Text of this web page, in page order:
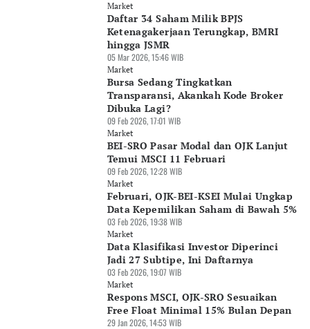
Market
Daftar 34 Saham Milik BPJS
Ketenagakerjaan Terungkap, BMRI
hingga JSMR
05 Mar 2026, 15:46 WIB
Market
Bursa Sedang Tingkatkan
Transparansi, Akankah Kode Broker
Dibuka Lagi?
09 Feb 2026, 17:01 WIB
Market
BEI-SRO Pasar Modal dan OJK Lanjut
Temui MSCI 11 Februari
09 Feb 2026, 12:28 WIB
Market
Februari, OJK-BEI-KSEI Mulai Ungkap
Data Kepemilikan Saham di Bawah 5%
03 Feb 2026, 19:38 WIB
Market
Data Klasifikasi Investor Diperinci
Jadi 27 Subtipe, Ini Daftarnya
03 Feb 2026, 19:07 WIB
Market
Respons MSCI, OJK-SRO Sesuaikan
Free Float Minimal 15% Bulan Depan
29 Jan 2026, 14:53 WIB